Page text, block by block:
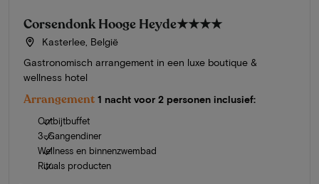
Corsendonk Hooge Heyde★★★★
Kasterlee, België
Gastronomisch arrangement in een luxe boutique &
wellness hotel
Arrangement 1 nacht voor 2 personen inclusief:
Ontbijtbuffet
3-Gangendiner
Wellness en binnenzwembad
Rituals producten